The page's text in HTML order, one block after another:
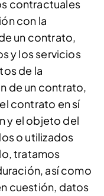
contractuales
con la
un contrato,
y los servicios
de la
de un contrato,
contrato en sí
y el objeto del
o utilizados
tratamos
así como
cuestión, datos